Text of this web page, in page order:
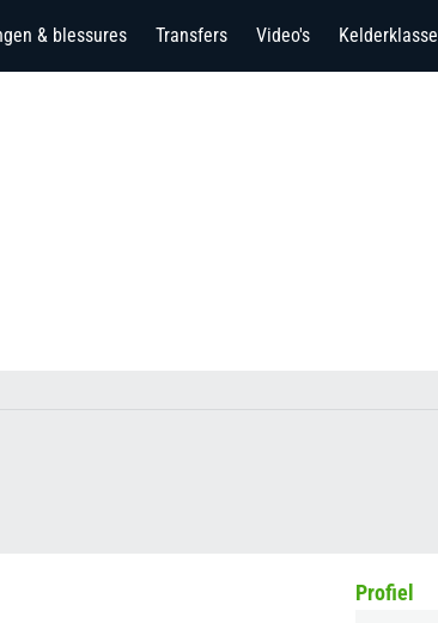
& blessures Transfers Video's Kelderklasse
Profiel